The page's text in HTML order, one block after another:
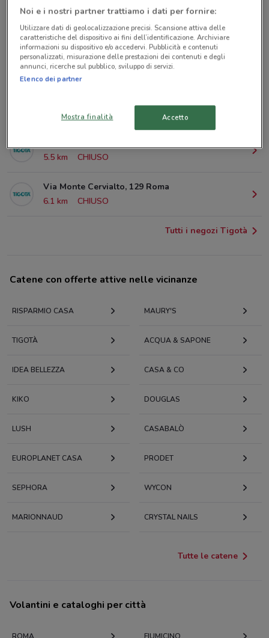
Via Dei Monti Di Primavalle, 117 Roma
4.3 km
CHIUSO
Via Di Boccea, 246/A Roma
4.4 km
CHIUSO
4.6 km
CHIUSO
5.5 km
CHIUSO
Via Monte Cervialto, 129 Roma
6.1 km
CHIUSO
Tutti i negozi Tigotà
Catene con offerte attive nelle vicinanze
RISPARMIO CASA MAURY'S
TIGOTÀ ACQUA & SAPONE
IDEA BELLEZZA CASA & CO
KIKO DOUGLAS
LUSH CASABALÒ
EUROPLANET CASA PRODET
SEPHORA WYCON
MARIONNAUD CRYSTAL NAILS
Tutte le catene
Volantini e cataloghi per città
Noi e i nostri partner trattiamo i dati per fornire:
Utilizzare dati di geolocalizzazione precisi. Scansione attiva delle
caratteristiche del dispositivo ai fini dell’identificazione. Archiviare
informazioni su dispositivo e/o accedervi. Pubblicità e contenuti
personalizzati, misurazione delle prestazioni dei contenuti e degli
annunci, ricerche sul pubblico, sviluppo di servizi.
Elenco dei partner
Mostra finalità Accetto